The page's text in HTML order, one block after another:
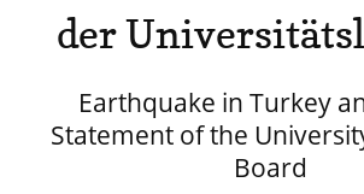
der
Earthquake in Turkey
Statement of the
Board